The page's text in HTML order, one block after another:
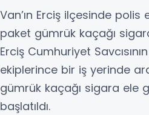
Van’ın Erciş ilçesinde
paket gümrük kaçağı
Erciş Cumhuriyet
ekiplerince bir iş yerinde
gümrük kaçağı sigara ele
başlatıldı.